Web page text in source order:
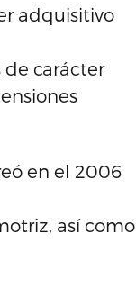
adquisitivo
carácter
en el 2006
así como